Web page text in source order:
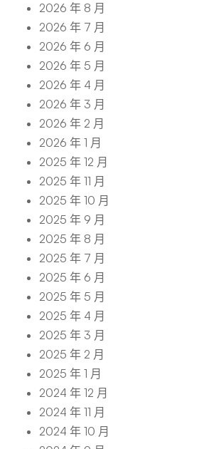
2026 年 8 月
2026 年 7 月
2026 年 6 月
2026 年 5 月
2026 年 4 月
2026 年 3 月
2026 年 2 月
2026 年 1 月
2025 年 12 月
2025 年 11 月
2025 年 10 月
2025 年 9 月
2025 年 8 月
2025 年 7 月
2025 年 6 月
2025 年 5 月
2025 年 4 月
2025 年 3 月
2025 年 2 月
2025 年 1 月
2024 年 12 月
2024 年 11 月
2024 年 10 月